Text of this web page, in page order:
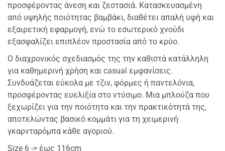
προσφέροντας άνεση και ζεστασιά. Κατασκευασμένη
από υψηλής ποιότητας βαμβάκι, διαθέτει απαλή υφή και
εξαιρετική εφαρμογή, ενώ το εσωτερικό χνούδι
εξασφαλίζει επιπλέον προστασία από το κρύο.
Ο διαχρονικός σχεδιασμός της την καθιστά κατάλληλη
για καθημερινή χρήση και casual εμφανίσεις.
Συνδυάζεται εύκολα με τζιν, φόρμες ή παντελόνια,
προσφέροντας ευελιξία στο ντύσιμο. Μια μπλούζα που
ξεχωρίζει για την ποιότητα και την πρακτικότητά της,
αποτελώντας βασικό κομμάτι για τη χειμερινή
γκαρνταρόμπα κάθε αγοριού.
Size 6 -> έως 116cm